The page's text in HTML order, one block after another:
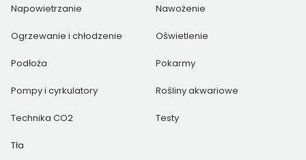
Napowietrzanie Nawożenie
Ogrzewanie i chłodzenie Oświetlenie
Podłoża Pokarmy
Pompy i cyrkulatory Rośliny akwariowe
Technika CO2 Testy
Tła